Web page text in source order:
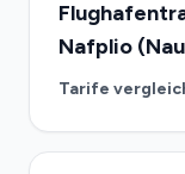
Nafplio
Tarife